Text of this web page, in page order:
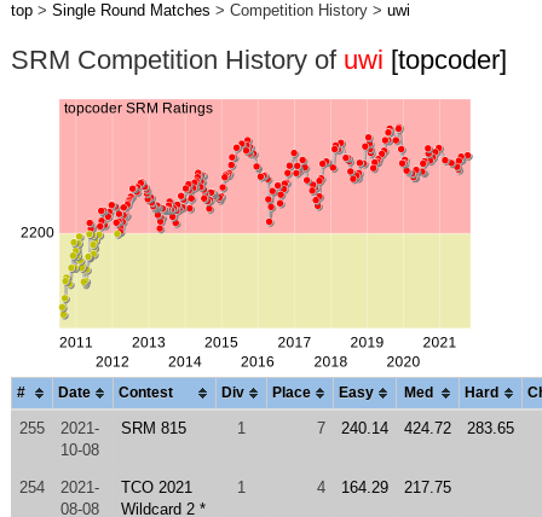
top> Single Round Matches > Competition History > uwi
SRM Competition History of uwi [topcoder]
# Date Contest Div Place Easy Med Hard
255
2021-
10-08
SRM 815 1 7 240.14 424.72 283.65
254
2021-
08-08
TCO 2021
Wildcard 2 *
1 4 164.29 217.75